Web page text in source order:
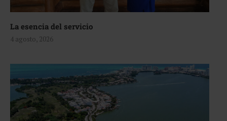
La esencia del servicio
4 agosto, 2026